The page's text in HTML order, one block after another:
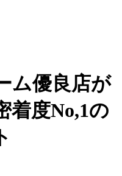
ム優良店が
着度No,1の